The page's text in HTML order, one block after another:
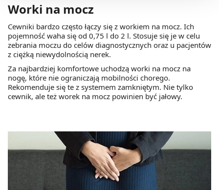
Możesz również kliknąć „
pozyskiwanie od Ciebie danych, które nie są niezbędne
dla funkcjonowania Strony. Będzie się to jednak wiązało
z brakiem dostępu do wszystkich funkcjonalności
Strony.
Worki na mocz
Cewniki bardzo często łączy się z workiem na mocz. Ich
pojemność waha się od 0,75 l do 2 l. Stosuje się je w celu
zebrania moczu do celów diagnostycznych oraz u pacjentów
z ciężką niewydolnością nerek.
Za najbardziej komfortowe uchodzą worki na mocz na
nogę, które nie ograniczają mobilności chorego.
Rekomenduje się te z systemem zamkniętym. Nie tylko
cewnik, ale też worek na mocz powinien być jałowy.